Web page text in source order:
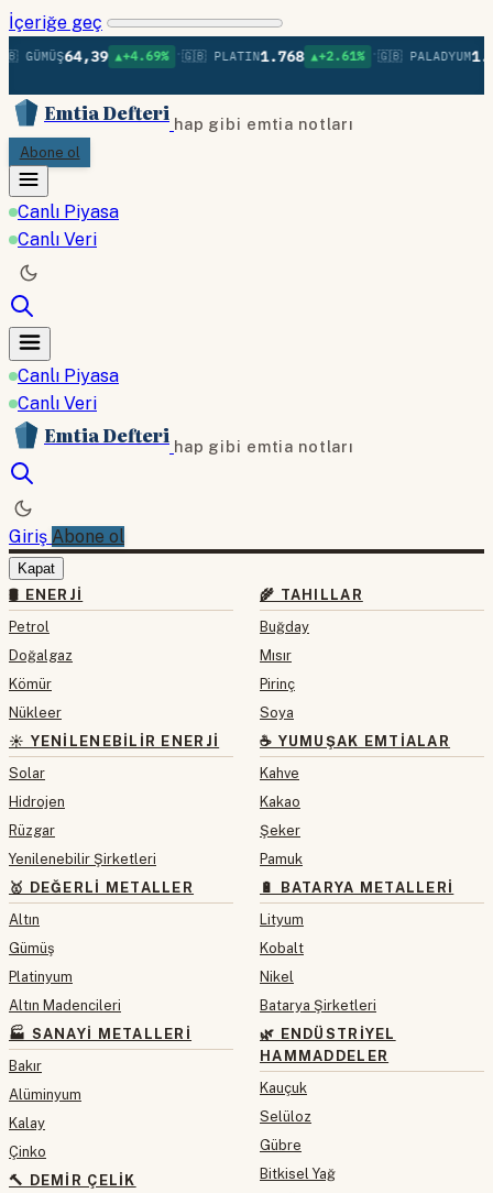
İçeriğe geç
64,39 ▲+4.69% •🇬🇧 PLATIN1.768 ▲+2.61% •🇬🇧 PALADYUM
Emtia Defteri hap gibi emtia notları
Abone ol
Canlı Piyasa
Canlı Veri
Canlı Piyasa
Canlı Veri
Emtia Defteri hap gibi emtia notları
Giriş Abone ol
Kapat
🛢 ENERJI
Petrol
Doğalgaz
Kömür
Nükleer
☀️ YENILENEBILIR ENERJI
Solar
Hidrojen
Rüzgar
Yenilenebilir Şirketleri
🥇 DEĞERLI METALLER
Altın
Gümüş
Platinyum
Altın Madencileri
🏭 SANAYI METALLERI
Bakır
Alüminyum
Kalay
Çinko
🔨 DEMIR ÇELIK
🌾 TAHILLAR
Buğday
Mısır
Pirinç
Soya
☕ YUMUŞAK EMTIALAR
Kahve
Kakao
Şeker
Pamuk
🔋 BATARYA METALLERI
Lityum
Kobalt
Nikel
Batarya Şirketleri
🌿 ENDÜSTRIYEL
HAMMADDELER
Kauçuk
Selüloz
Gübre
Bitkisel Yağ